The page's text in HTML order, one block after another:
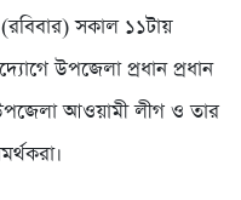
সকাল ১১টায়
উপজেলা প্রধান প্রধান
আওয়ামী লীগ ও তার